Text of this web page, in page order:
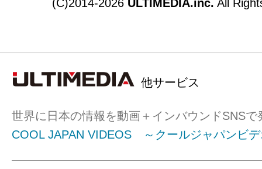
(C)2014-2026 ULTIMEDIA.inc. All
他サービス
世界に日本の情報を動画＋インバウンドSNSで
COOL JAPAN VIDEOS ～クールジャパンビ